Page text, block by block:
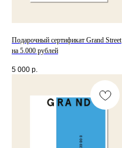
Подарочный сертификат Grand Street
на 5.000 рублей
5 000 р.